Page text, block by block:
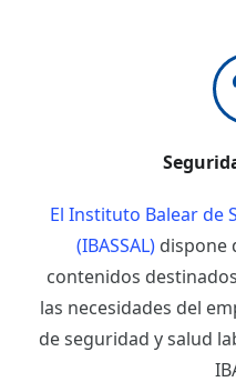
El Instituto Balear de
(IBASSAL) dispone
contenidos
las necesidades del
de seguridad y salud